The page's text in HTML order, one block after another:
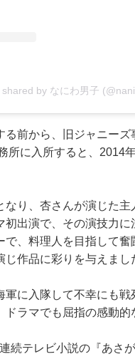
shared by なにわ男子
前から、旧ジャニー
所に入所すると、2014
り、杏さんが演じた
初出演で、その演技力
、料理人を目指して
作品に彩りを与えまし
に入隊して不幸にも
ラマでも屈指の感動的
続テレビ小説の『あさ